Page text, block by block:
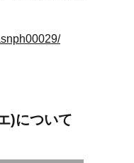
)について